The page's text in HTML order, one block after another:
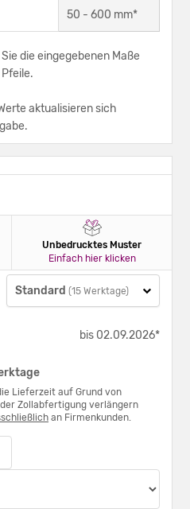
50 -600 mm*
die eingegebenen Maße
aktualisieren sich
Unbedrucktes Muster
Einfach hier klicken
Standard (15 Werktage)
bis 02.09.2026*
Lieferzeit auf Grund von
Zollabfertigung verlängern
an Firmenkunden.